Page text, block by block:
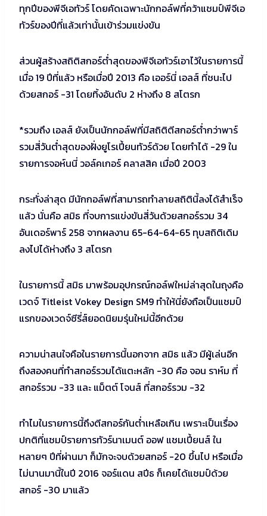
ทุกปีของพีจีเอทัวร์ โดยคัดเฉพาะนักกอล์ฟที่คว้าแชมป์พีจีเอ
ทัวร์ของปีที่แล้วเท่านั้นเข้าร่วมแข่งขัน
ส่วนผู้สร้างสถิติสกอร์ต่ำสุดของพีจีเอทัวร์เอาไว้ในรายการนี้
เมื่อ 19 ปีที่แล้ว หรือเมื่อปี 2013 คือ เออร์นี่ เอลส์ ที่ชนะไป
ด้วยสกอร์ -31 โดยทิ้งอันดับ 2 ห่างถึง 8 สโตรก
*รวมถึง เอลส์ ยังเป็นนักกอล์ฟที่มีสถิติตีสกอร์ต่ำกว่าพาร์
รวมสี่วันต่ำสุดของฝั่งยูโรเปี้ยนทัวร์ด้วย โดยทำได้ -29 ใน
รายการจอห์นนี่ วอล์คเกอร์ คลาสสิค เมื่อปี 2003
กระทั่งล่าสุด มีนักกอล์ฟที่สามารถทำลายสถิตินี้ลงได้สำเร็จ
แล้ว นั่นคือ สมิธ ที่จบการแข่งขันสี่วันด้วยสกอร์รวม 34
อันเดอร์พาร์ 258 จากผลงาน 65-64-64-65 ทุบสถิติเดิม
ลงไปได้ห่างถึง 3 สโตรก
ในรายการนี้ สมิธ มาพร้อมอุปกรณ์กอล์ฟใหม่ล่าสุดในถุงคือ
เวดจ์ Titleist Vokey Design SM9 ทำให้นี่ยังถือเป็นแชมป์
แรกของเวดจ์ซีรี่ส์ยอดนิยมรุ่นใหม่นี้อีกด้วย
ความน่าสนใจคือในรายการนี้นอกจาก สมิธ แล้ว มีผู้เล่นอีก
ถึงสองคนที่ทำสกอร์รวมได้แตะหลัก -30 คือ จอน ราห์ม ที่
สกอร์รวม -33 และ แม็ตต์ โจนส์ ที่สกอร์รวม -32
ทำไมในรายการนี้ถึงตีสกอร์กันต่ำเหลือเกิน เพราะเป็นเรื่อง
ปกติที่แชมป์รายการทัวร์นาเมนต์ ออฟ แชมเปี้ยนส์ ใน
หลายๆ ปีที่ผ่านมา ก็มักจะจบด้วยสกอร์ -20 ขึ้นไป หรือเมื่อ
ไม่นานมานี้ในปี 2016 จอร์แดน สปีธ ก็เคยได้แชมป์ด้วย
สกอร์ -30 มาแล้ว